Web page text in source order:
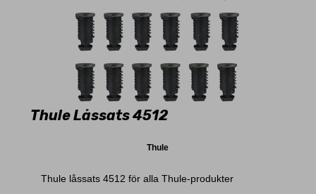
Thule Låssats 4512
Thule
Thule låssats 4512 för alla Thule-produkter